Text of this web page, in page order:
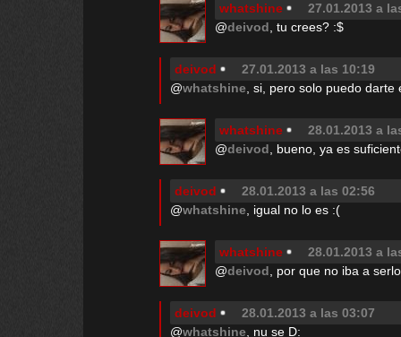
whatshine
27.01.2013 a
@deivod , tu crees? :$
deivod
27.01.2013 a las 10:19
@whatshine , si, pero solo puedo darte
whatshine
28.01.2013 a
@deivod , bueno, ya es
deivod
28.01.2013 a las 02:56
@whatshine , igual no lo es :(
whatshine
28.01.2013 a
@deivod , por que no iba a
deivod
28.01.2013 a las 03:07
@whatshine , nu se D: